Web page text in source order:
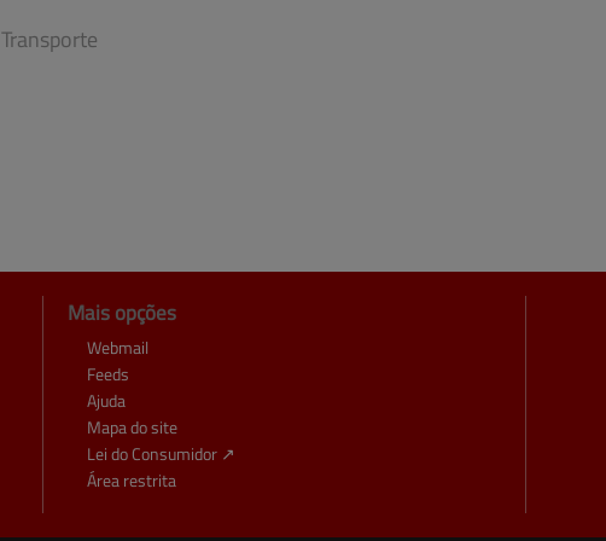
Transporte
Mais opções
Webmail
Feeds
Ajuda
Mapa do site
Lei do Consumidor ↗
Área restrita